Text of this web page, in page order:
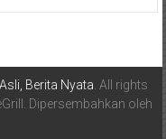
Berita Nyata . All rights
Dipersembahkan oleh